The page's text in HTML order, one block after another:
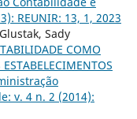
REUNIR: 13, 1, 2023
Sady
COMO
v. 4 n. 2 (2014):